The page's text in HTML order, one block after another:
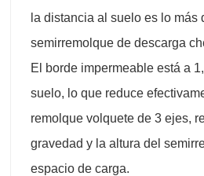
la distancia al suelo es lo más
semirremolque de descarga
El borde impermeable está a
suelo, lo que reduce
remolque volquete de 3 ejes,
gravedad y la altura del
espacio de carga.